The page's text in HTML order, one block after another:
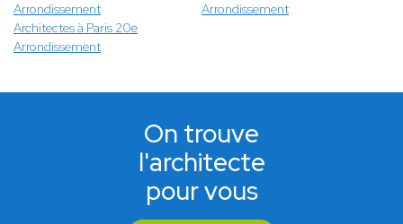
Arrondissement
Arrondissement
Architectes à Paris 20e
Arrondissement
On trouve
l'architecte
pour vous